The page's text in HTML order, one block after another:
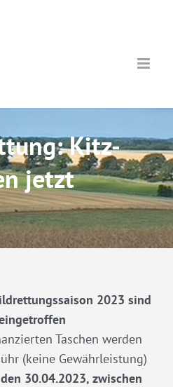
Kitz-
jetzt
2023 sind
Taschen werden
(keine Gewährleistung)
30.04.2023, zwischen